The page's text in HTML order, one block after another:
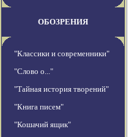
ОБОЗРЕНИЯ
"Классики и современники"
"Слово о..."
"Тайная история творений"
"Книга писем"
"Кошачий ящик"